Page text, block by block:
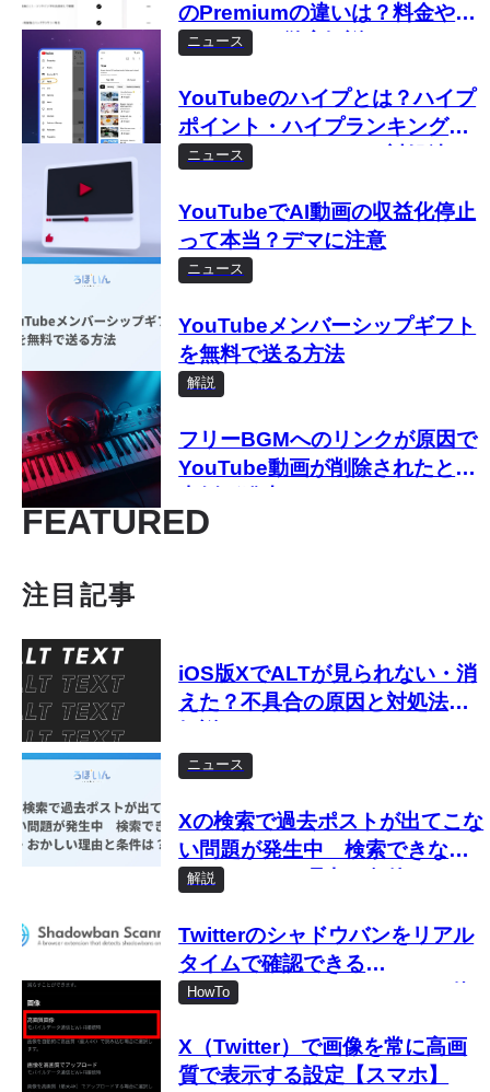
のPremiumの違いは？料金や登
録方法など徹底解説
ニュース
YouTubeのハイプとは？ハイプ
ポイント・ハイプランキングや
ハイプできないときの対処法ま
ニュース
YouTubeでAI動画の収益化停止
って本当？デマに注意
ニュース
YouTubeメンバーシップギフト
を無料で送る方法
解説
フリーBGMへのリンクが原因で
YouTube動画が削除されたとの
FEATURED
注目記事
iOS版XでALTが見られない・消
えた？不具合の原因と対処法を
ニュース
Xの検索で過去ポストが出てこな
い問題が発生中 検索できな
い・おかしい理由と条件は？
解説
Twitterのシャドウバンをリアル
タイムで確認できる
「Shadowban Scanner」の使
HowTo
X（Twitter）で画像を常に高画
質で表示する設定【スマホ】